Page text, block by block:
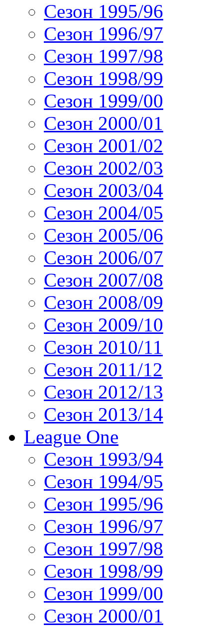
Сезон 1995/96
Сезон 1996/97
Сезон 1997/98
Сезон 1998/99
Сезон 1999/00
Сезон 2000/01
Сезон 2001/02
Сезон 2002/03
Сезон 2003/04
Сезон 2004/05
Сезон 2005/06
Сезон 2006/07
Сезон 2007/08
Сезон 2008/09
Сезон 2009/10
Сезон 2010/11
Сезон 2011/12
Сезон 2012/13
Сезон 2013/14
League One
Сезон 1993/94
Сезон 1994/95
Сезон 1995/96
Сезон 1996/97
Сезон 1997/98
Сезон 1998/99
Сезон 1999/00
Сезон 2000/01